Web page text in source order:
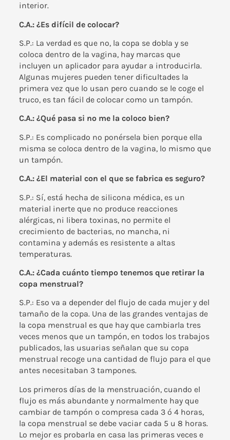
interior.
C.A.: ¿Es difícil de colocar?
S.P.: La verdad es que no, la copa se dobla y se
coloca dentro de la vagina, hay marcas que
incluyen un aplicador para ayudar a introducirla.
Algunas mujeres pueden tener dificultades la
primera vez que lo usan pero cuando se le coge el
truco, es tan fácil de colocar como un tampón.
C.A.: ¿Qué pasa si no me la coloco bien?
S.P.: Es complicado no ponérsela bien porque ella
misma se coloca dentro de la vagina, lo mismo que
un tampón.
C.A.: ¿El material con el que se fabrica es seguro?
S.P.: Sí, está hecha de silicona médica, es un
material inerte que no produce reacciones
alérgicas, ni libera toxinas, no permite el
crecimiento de bacterias, no mancha, ni
contamina y además es resistente a altas
temperaturas.
C.A.: ¿Cada cuánto tiempo tenemos que retirar la
copa menstrual?
S.P.: Eso va a depender del flujo de cada mujer y del
tamaño de la copa. Una de las grandes ventajas de
la copa menstrual es que hay que cambiarla tres
veces menos que un tampón, en todos los trabajos
publicados, las usuarias señalan que su copa
menstrual recoge una cantidad de flujo para el que
antes necesitaban 3 tampones.
Los primeros días de la menstruación, cuando el
flujo es más abundante y normalmente hay que
cambiar de tampón o compresa cada 3 ó 4 horas,
la copa menstrual se debe vaciar cada 5 u 8 horas.
Lo mejor es probarla en casa las primeras veces e